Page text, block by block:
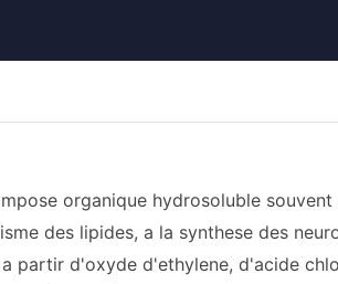
organique hydrosoluble
des lipides, a la synthese des
partir d'oxyde d'ethylene, d'acide